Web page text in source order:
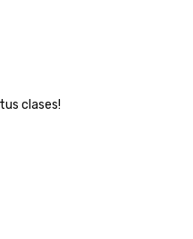
clases!